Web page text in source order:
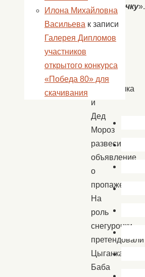
Снегурочку».
Снегурочка
и
Дед
Мороз
развесил
объявление
о
пропаже.
На
роль
снегурочки
претендовали
Цыганка,
Баба
Илона Михайловна
Васильева к записи
Галерея Дипломов
участников
открытого конкурса
«Победа 80» для
скачивания